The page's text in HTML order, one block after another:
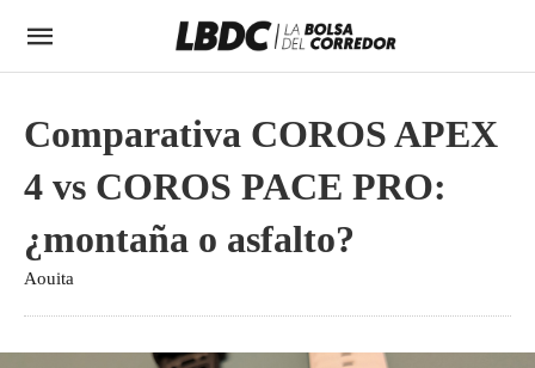
Comparativa COROS APEX
4 vs COROS PACE PRO:
¿montaña o asfalto?
Aouita